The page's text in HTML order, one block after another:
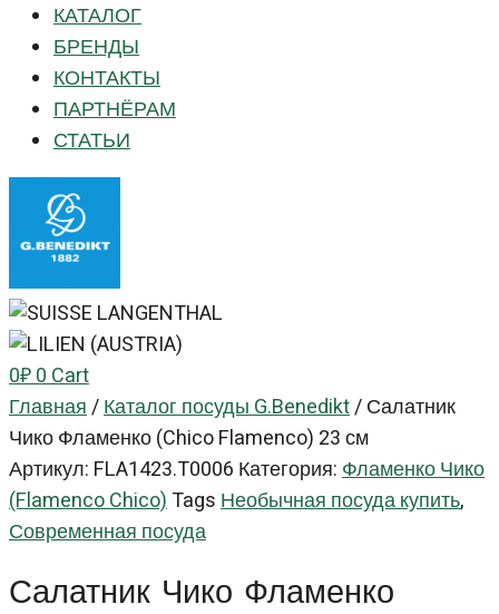
КАТАЛОГ
БРЕНДЫ
КОНТАКТЫ
ПАРТНЁРАМ
СТАТЬИ
0₽0Cart
Главная/Каталог посуды G.Benedikt/Салатник
Чико Фламенко (Chico Flamenco) 23 см
Артикул: FLA1423.T0006 Категория:Фламенко Чико
(Flamenco Chico)TagsНеобычная посуда купить,
Современная посуда
Салатник Чико Фламенко